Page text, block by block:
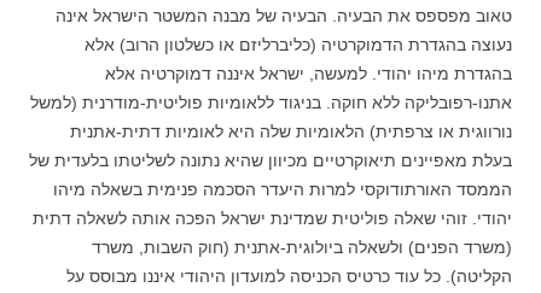
טאוב מפספס את הבעיה. הבעיה של מבנה המשטר הישראל אינה
נעוצה בהגדרת הדמוקרטיה (כליברליזם או כשלטון הרוב) אלא
בהגדרת מיהו יהודי. למעשה, ישראל איננה דמוקרטיה אלא
אתנו-רפובליקה ללא חוקה. בניגוד ללאומיות פוליטית-מודרנית (למשל
נורווגית או צרפתית) הלאומיות שלה היא לאומיות דתית-אתנית
בעלת מאפיינים תיאוקרטיים מכיוון שהיא נתונה לשליטתו בלעדית של
הממסד האורתודוקסי למרות היעדר הסכמה פנימית בשאלה מיהו
יהודי. זוהי שאלה פוליטית שמדינת ישראל הפכה אותה לשאלה דתית
(משרד הפנים) ולשאלה ביולוגית-אתנית (חוק השבות, משרד
הקליטה). כל עוד כרטיס הכניסה למועדון היהודי איננו מבוסס על